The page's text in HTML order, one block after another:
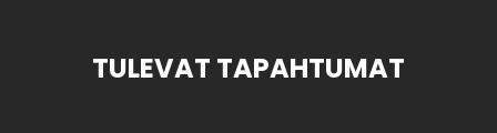
TULEVAT TAPAHTUMAT